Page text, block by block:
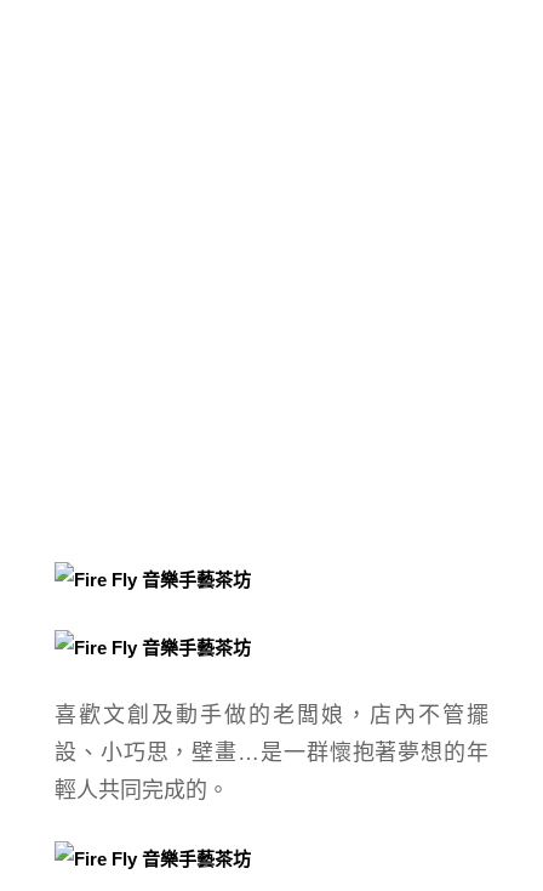
喜歡文創及動手做的老闆娘，店內不管擺
設、小巧思，壁畫…是一群懷抱著夢想的年
輕人共同完成的。